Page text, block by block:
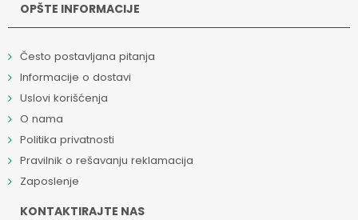
OPŠTE INFORMACIJE
Često postavljana pitanja
Informacije o dostavi
Uslovi korišćenja
O nama
Politika privatnosti
Pravilnik o rešavanju reklamacija
Zaposlenje
KONTAKTIRAJTE NAS